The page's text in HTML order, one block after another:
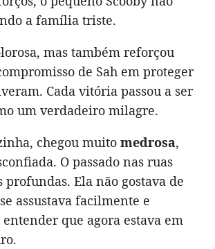
a família triste.
mas também reforçou
de Sah em proteger
Cada vitória passou a ser
um verdadeiro milagre.
chegou muito medrosa,
O passado nas ruas
profundas. Ela não gostava de
assustava facilmente e
que agora estava em